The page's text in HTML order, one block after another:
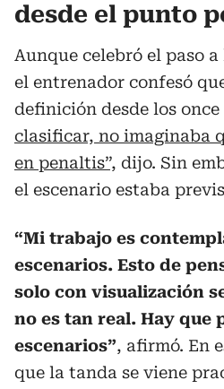
desde el punto
Aunque celebró el paso
el entrenador confesó
definición desde los once
clasificar, no imaginaba
en penaltis”, dijo. Sin
el escenario estaba
“Mi trabajo es
escenarios. Esto de
solo con visualización
no es tan real. Hay que
escenarios”, afirmó. En
que la tanda se viene